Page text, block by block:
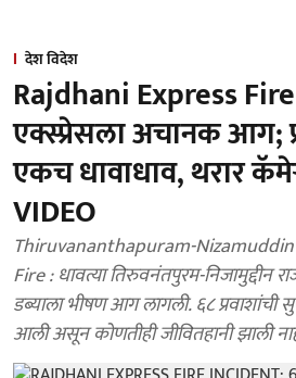
देश विदेश
Rajdhani Express Fire
एक्स्प्रेसला अचानक आग;
एकच धावाधाव, थरार
VIDEO
Thiruvananthapuram-
Fire : धावत्या तिरुवनंतपुरम-निजामुद्दीन
डब्याला भीषण आग लागली. ६८
आली असून कोणतीही जीवितहानी झाली